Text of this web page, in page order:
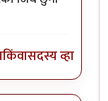
किंवासदस्य व्हा